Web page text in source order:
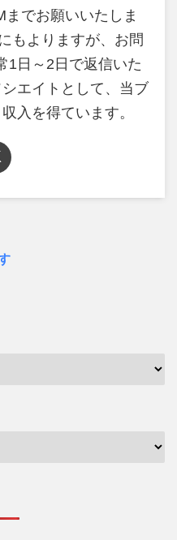
でお願いいたしま
もよりますが、お問
1日～2日で返信いた
エイトとして、当ブ
入を得ています。